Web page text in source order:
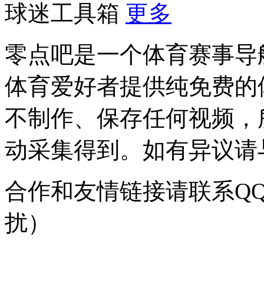
球迷工具箱 更多
零点吧是一个体育赛事
体育爱好者提供纯免费
不制作、保存任何视频
动采集得到。如有异议
合作和友情链接请联系
扰）